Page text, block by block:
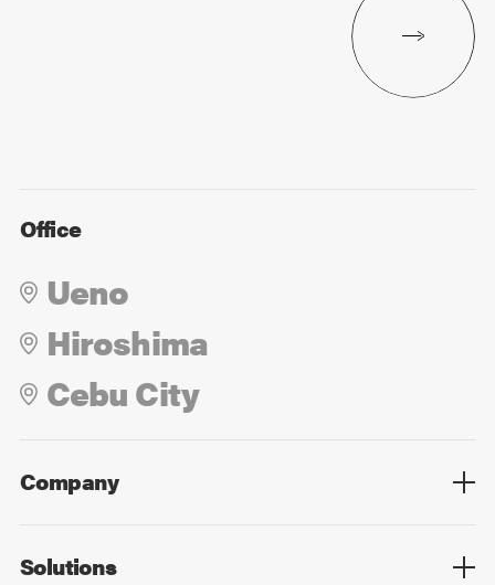
Office
Ueno
Hiroshima
Cebu City
Company
Solutions